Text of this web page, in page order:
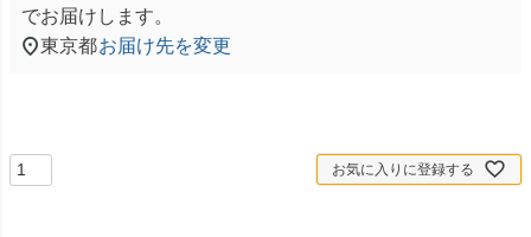
でお届けします。
東京都お届け先を変更
お気に入りに登録する